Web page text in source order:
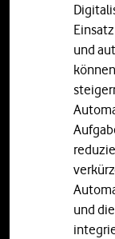
und
und